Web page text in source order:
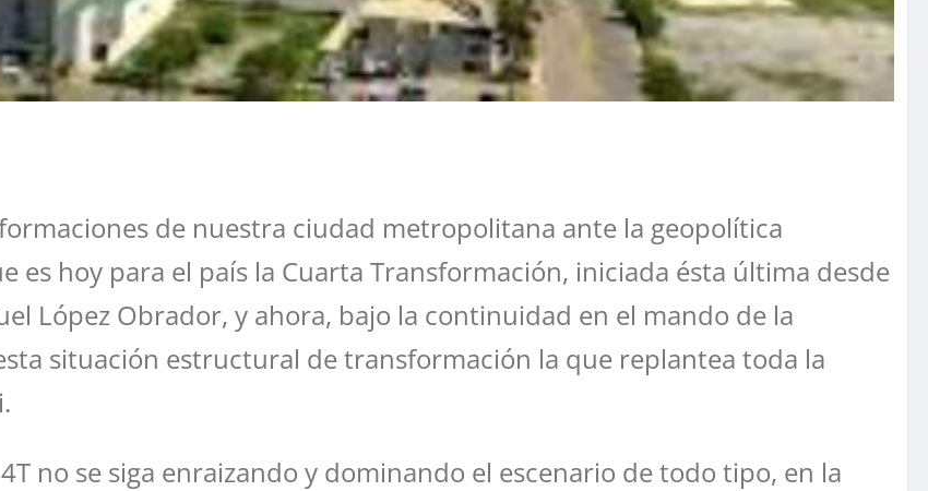
de nuestra ciudad metropolitana ante la geopolítica
es hoy para el país la Cuarta Transformación, iniciada ésta última desde
López Obrador, y ahora, bajo la continuidad en el mando de la
situación estructural de transformación la que replantea toda la
no se siga enraizando y dominando el escenario de todo tipo, en la